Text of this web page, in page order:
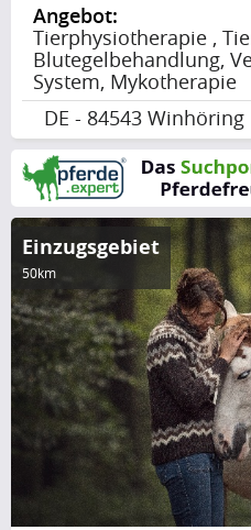
Angebot:
Tierphysiotherapie ,
Blutegelbehandlung,
System, Mykotherapie
DE - 84543 Winhöring
Einzugsgebiet
50km